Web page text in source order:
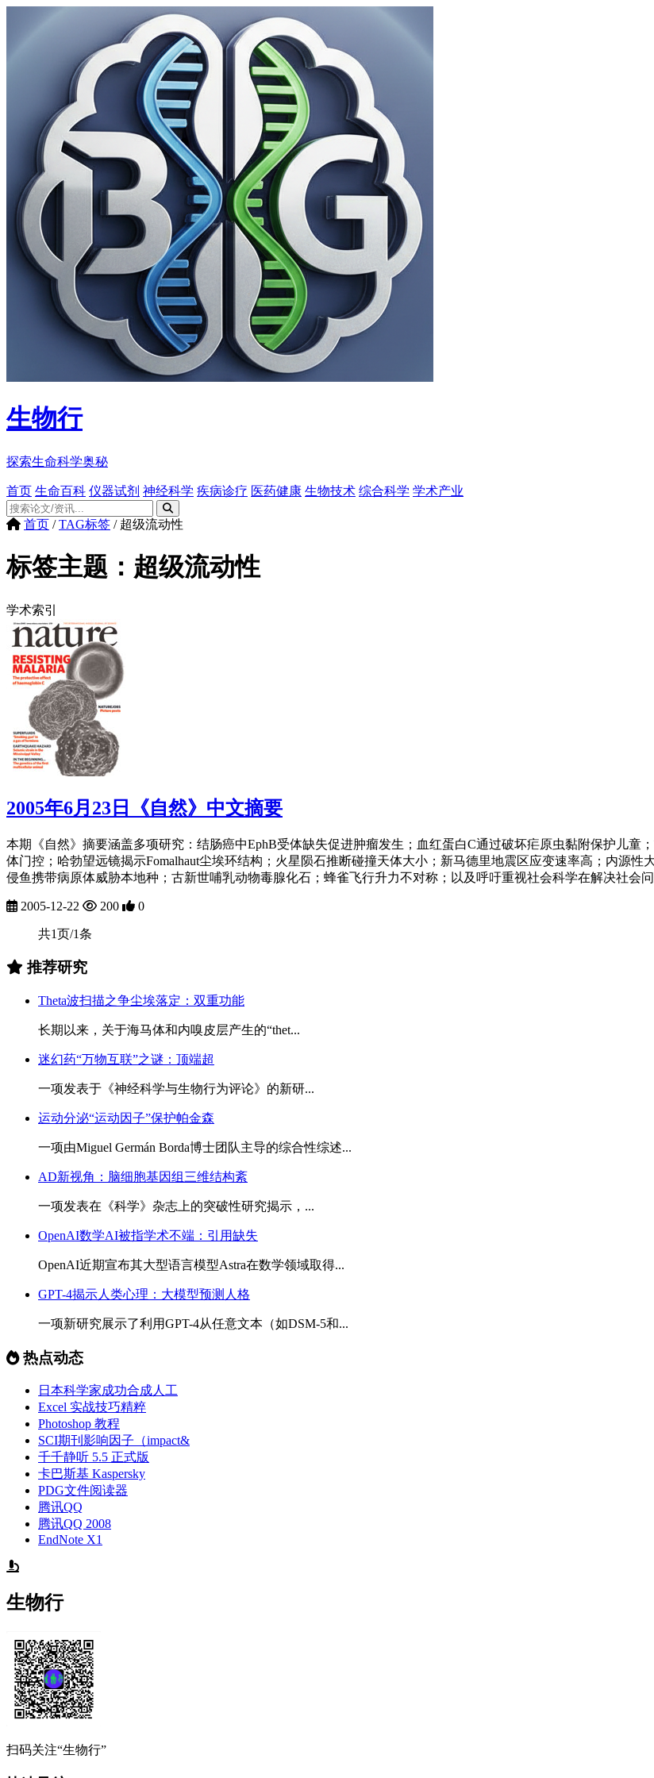
生物行
探索生命科学奥秘
首页 生命百科 仪器试剂 神经科学 疾病诊疗 医药健康 生物技术 综合科学 学术产业
首页 / TAG标签 / 超级流动性
标签主题： 超级流动性
学术索引
2005年6月23日《自然》中文摘要
本期《自然》摘要涵盖多项研究：结肠癌中EphB受体缺失促进肿瘤发生；血红蛋白C通过破坏疟原虫黏附保护儿童
体门控；哈勃望远镜揭示Fomalhaut尘埃环结构；火星陨石推断碰撞天体大小；新马德里地震区应变速率高；内源
侵鱼携带病原体威胁本地种；古新世哺乳动物毒腺化石；蜂雀飞行升力不对称；以及呼吁重视社会科学在解决社会
2005-12-22 200 0
共1页/1条
推荐研究
Theta波扫描之争尘埃落定：双重功能
长期以来，关于海马体和内嗅皮层产生的“thet...
迷幻药“万物互联”之谜：顶端超
一项发表于《神经科学与生物行为评论》的新研...
运动分泌“运动因子”保护帕金森
一项由Miguel Germán Borda博士团队主导的综合性综述...
AD新视角：脑细胞基因组三维结构紊
一项发表在《科学》杂志上的突破性研究揭示，...
OpenAI数学AI被指学术不端：引用缺失
OpenAI近期宣布其大型语言模型Astra在数学领域取得...
GPT-4揭示人类心理：大模型预测人格
一项新研究展示了利用GPT-4从任意文本（如DSM-5和...
热点动态
日本科学家成功合成人工
Excel 实战技巧精粹
Photoshop 教程
SCI期刊影响因子（impact&
千千静听 5.5 正式版
卡巴斯基 Kaspersky
PDG文件阅读器
腾讯QQ
腾讯QQ 2008
EndNote X1
生物行
扫码关注“生物行”